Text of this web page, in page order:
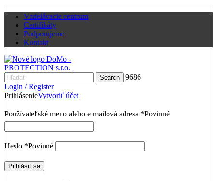
Vzdelávacie centrum
Certifikáty
Podporujeme
Kontakt
Search
9686
Login / Register
PrihlásenieVytvoriť účet
Používateľské meno alebo e-mailová adresa *Povinné
Heslo *Povinné
Prihlásiť sa